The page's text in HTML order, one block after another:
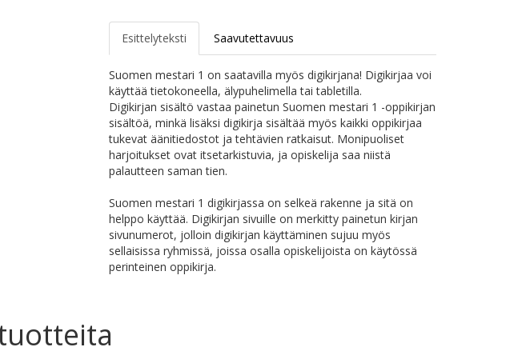
Esittelyteksti Saavutettavuus
Suomen mestari 1 on saatavilla myös digikirjana! Digikirjaa voi
käyttää tietokoneella, älypuhelimella tai tabletilla.
Digikirjan sisältö vastaa painetun Suomen mestari 1 -oppikirjan
sisältöä, minkä lisäksi digikirja sisältää myös kaikki oppikirjaa
tukevat äänitiedostot ja tehtävien ratkaisut. Monipuoliset
harjoitukset ovat itsetarkistuvia, ja opiskelija saa niistä
palautteen saman tien.
Suomen mestari 1 digikirjassa on selkeä rakenne ja sitä on
helppo käyttää. Digikirjan sivuille on merkitty painetun kirjan
sivunumerot, jolloin digikirjan käyttäminen sujuu myös
sellaisissa ryhmissä, joissa osalla opiskelijoista on käytössä
perinteinen oppikirja.